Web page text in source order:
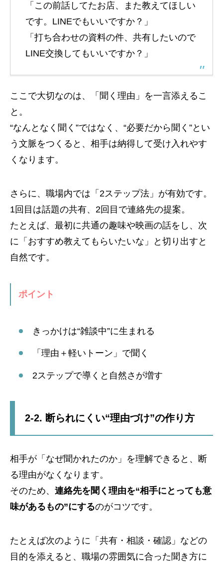
「この前話してたお店、また教えてほしい
です。LINEでもいいですか？」
「打ち合わせの資料の件、共有したいので
LINE交換してもいいですか？」
ここで大切なのは、「聞く理由」を一言添えるこ
と。
“なんとなく聞く”ではなく、“必要だから聞く”とい
う文脈をつくると、相手は納得して受け入れやす
くなります。
さらに、職場内では「2ステップ法」が有効です。
1回目は話題の共有、2回目で連絡先の提案。
たとえば、最初に共通の趣味や映画の話をし、次
に「おすすめ教えてもらいたいな」と切り出すと
自然です。
ポイント
きっかけは“雑談中”に生まれる
「理由＋軽いトーン」で聞く
2ステップで導くと自然さが増す
2-2. 断られにくい“理由づけ”の作り方
相手が「なぜ聞かれたのか」を理解できると、断
る理由がなくなります。
そのため、 連絡先を聞く理由を“相手にとっても意
味があるもの”にするのがコツです。
たとえば次のように「共有・相談・確認」などの
目的を添えると、職場の雰囲気に合った聞き方に